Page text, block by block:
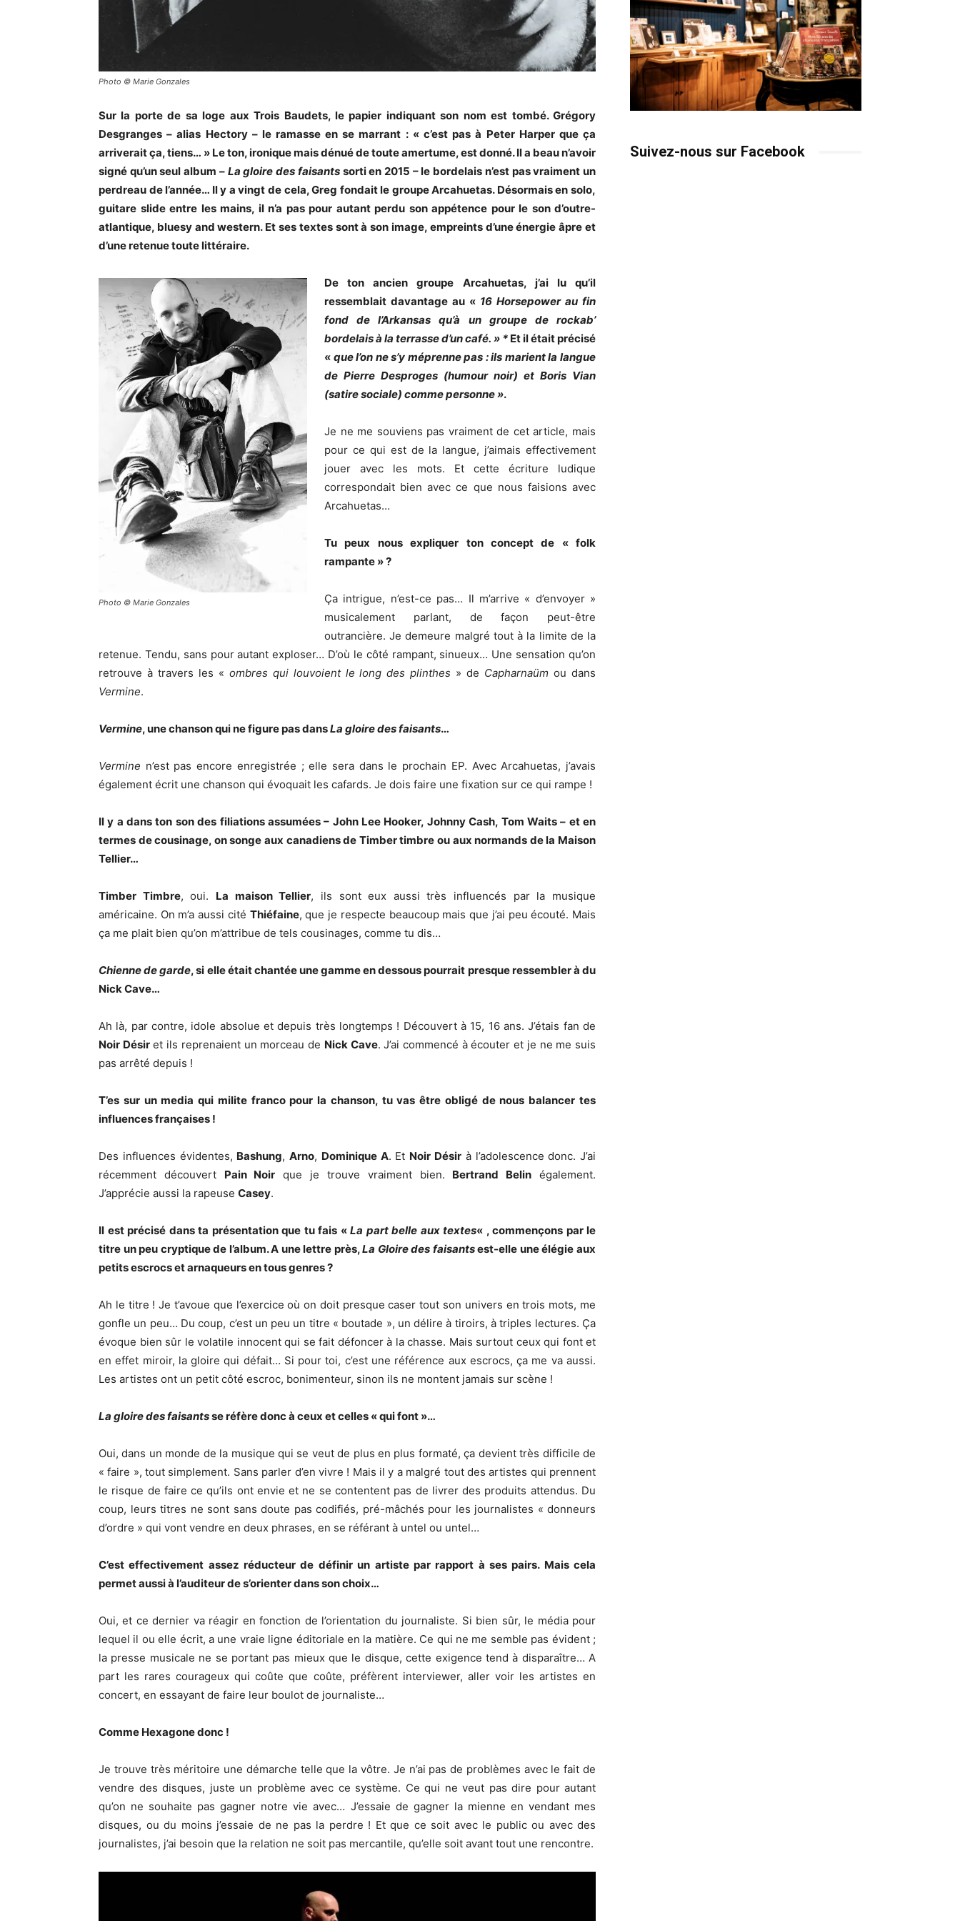
Photo © Marie Gonzales
Sur la porte de sa loge aux Trois Baudets, le papier indiquant son nom est tombé. Grégory
Desgranges – alias Hectory – le ramasse en se marrant : « c’est pas à Peter Harper que ça
arriverait ça, tiens… » Le ton, ironique mais dénué de toute amertume, est donné. Il a beau n’avoir
signé qu’un seul album – La gloire des faisantssorti en 2015 – le bordelais n’est pas vraiment un
perdreau de l’année… Il y a vingt de cela, Greg fondait le groupe Arcahuetas. Désormais en solo,
guitare slide entre les mains, il n’a pas pour autant perdu son appétence pour le son d’outre-
atlantique, bluesy and western. Et ses textes sont à son image, empreints d’une énergie âpre et
d’une retenue toute littéraire.
Photo © Marie Gonzales
De ton ancien groupe Arcahuetas, j’ai lu qu’il
ressemblait davantage au « 16 Horsepower au fin
fond de l’Arkansas qu’à un groupe de rockab’
bordelais à la terrasse d’un café. » * Et il était précisé
« que l’on ne s’y méprenne pas : ils marient la langue
de Pierre Desproges (humour noir) et Boris Vian
(satire sociale) comme personne ».
Je ne me souviens pas vraiment de cet article, mais
pour ce qui est de la langue, j’aimais effectivement
jouer avec les mots. Et cette écriture ludique
correspondait bien avec ce que nous faisions avec
Arcahuetas…
Tu peux nous expliquer ton concept de « folk
rampante » ?
Ça intrigue, n’est-ce pas… Il m’arrive « d’envoyer »
musicalement parlant, de façon peut-être
outrancière. Je demeure malgré tout à la limite de la
retenue. Tendu, sans pour autant exploser… D’où le côté rampant, sinueux… Une sensation qu’on
retrouve à travers les « ombres qui louvoient le long des plinthes » de Capharnaüm ou dans
Vermine.
Vermine, une chanson qui ne figure pas dansLa gloire des faisants…
Vermine n’est pas encore enregistrée ; elle sera dans le prochain EP. Avec Arcahuetas, j’avais
également écrit une chanson qui évoquait les cafards. Je dois faire une fixation sur ce qui rampe !
Il y a dans ton son des filiations assumées – John Lee Hooker, Johnny Cash, Tom Waits – et en
termes de cousinage, on songe aux canadiens de Timber timbre ou aux normands de la Maison
Tellier…
Timber Timbre, oui. La maison Tellier, ils sont eux aussi très influencés par la musique
américaine. On m’a aussi cité Thiéfaine, que je respecte beaucoup mais que j’ai peu écouté. Mais
ça me plait bien qu’on m’attribue de tels cousinages, comme tu dis…
Chienne de garde, si elle était chantée une gamme en dessous pourrait presque ressembler à du
Nick Cave…
Ah là, par contre, idole absolue et depuis très longtemps ! Découvert à 15, 16 ans. J’étais fan de
Noir Désiret ils reprenaient un morceau de Nick Cave. J’ai commencé à écouter et je ne me suis
pas arrêté depuis !
T’es sur un media qui milite franco pour la chanson, tu vas être obligé de nous balancer tes
influences françaises !
Des influences évidentes, Bashung,Arno, Dominique A. Et Noir Désirà l’adolescence donc. J’ai
récemment découvert Pain Noir que je trouve vraiment bien. Bertrand Belin également.
J’apprécie aussi la rapeuse Casey.
Il est précisé dans ta présentation que tu fais « La part belle aux textes« , commençons par le
titre un peu cryptique de l’album. A une lettre près,La Gloire des faisantsest-elle une élégie aux
petits escrocs et arnaqueurs en tous genres ?
Ah le titre ! Je t’avoue que l’exercice où on doit presque caser tout son univers en trois mots, me
gonfle un peu… Du coup, c’est un peu un titre « boutade », un délire à tiroirs, à triples lectures. Ça
évoque bien sûr le volatile innocent qui se fait défoncer à la chasse. Mais surtout ceux qui font et
en effet miroir, la gloire qui défait… Si pour toi, c’est une référence aux escrocs, ça me va aussi.
Les artistes ont un petit côté escroc, bonimenteur, sinon ils ne montent jamais sur scène !
La gloire des faisantsse réfère donc à ceux et celles « qui font »…
Oui, dans un monde de la musique qui se veut de plus en plus formaté, ça devient très difficile de
« faire », tout simplement. Sans parler d’en vivre ! Mais il y a malgré tout des artistes qui prennent
le risque de faire ce qu’ils ont envie et ne se contentent pas de livrer des produits attendus. Du
coup, leurs titres ne sont sans doute pas codifiés, pré-mâchés pour les journalistes « donneurs
d’ordre » qui vont vendre en deux phrases, en se référant à untel ou untel…
C’est effectivement assez réducteur de définir un artiste par rapport à ses pairs. Mais cela
permet aussi à l’auditeur de s’orienter dans son choix…
Oui, et ce dernier va réagir en fonction de l’orientation du journaliste. Si bien sûr, le média pour
lequel il ou elle écrit, a une vraie ligne éditoriale en la matière. Ce qui ne me semble pas évident ;
la presse musicale ne se portant pas mieux que le disque, cette exigence tend à disparaître… A
part les rares courageux qui coûte que coûte, préfèrent interviewer, aller voir les artistes en
concert, en essayant de faire leur boulot de journaliste…
Comme Hexagone donc !
Je trouve très méritoire une démarche telle que la vôtre. Je n’ai pas de problèmes avec le fait de
vendre des disques, juste un problème avec ce système. Ce qui ne veut pas dire pour autant
qu’on ne souhaite pas gagner notre vie avec… J’essaie de gagner la mienne en vendant mes
disques, ou du moins j’essaie de ne pas la perdre ! Et que ce soit avec le public ou avec des
journalistes, j’ai besoin que la relation ne soit pas mercantile, qu’elle soit avant tout une rencontre.
Suivez-nous sur Facebook